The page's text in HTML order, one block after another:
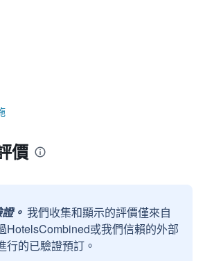
價
。 我們收集和顯示的評價僅來自
HotelsCombined或我們信賴的外部
行的已驗證預訂。